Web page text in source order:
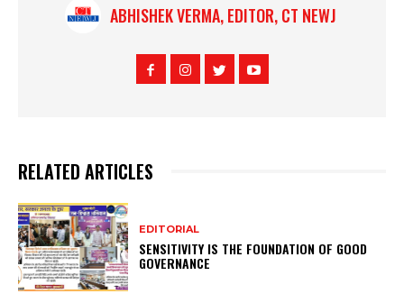
ABHISHEK VERMA, EDITOR, CT NEWJ
RELATED ARTICLES
EDITORIAL
SENSITIVITY IS THE FOUNDATION OF GOOD
GOVERNANCE